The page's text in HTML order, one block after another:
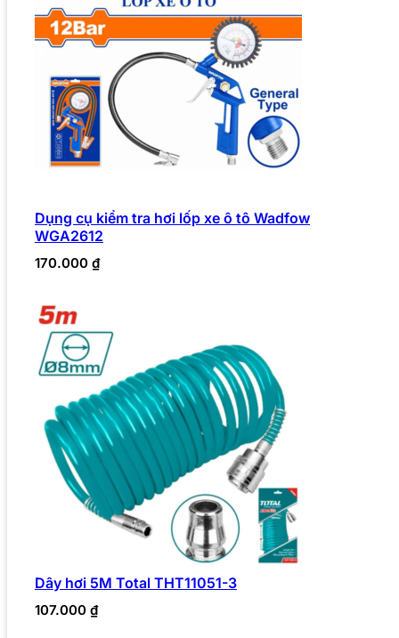
Dụng cụ kiểm tra hơi lốp xe ô tô Wadfow
WGA2612
170.000 ₫
Dây hơi 5M Total THT11051-3
107.000 ₫